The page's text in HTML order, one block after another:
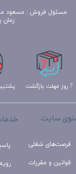
پشتیبانی 7 روز مهلت بازگشت
سایت
فرصت‌های شغلی
قوانین و مقررات
مسئول
زمان